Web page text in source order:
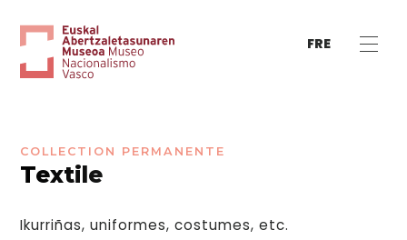
FRE
COLLECTION PERMANENTE
Textile
Ikurriñas, uniformes, costumes, etc.